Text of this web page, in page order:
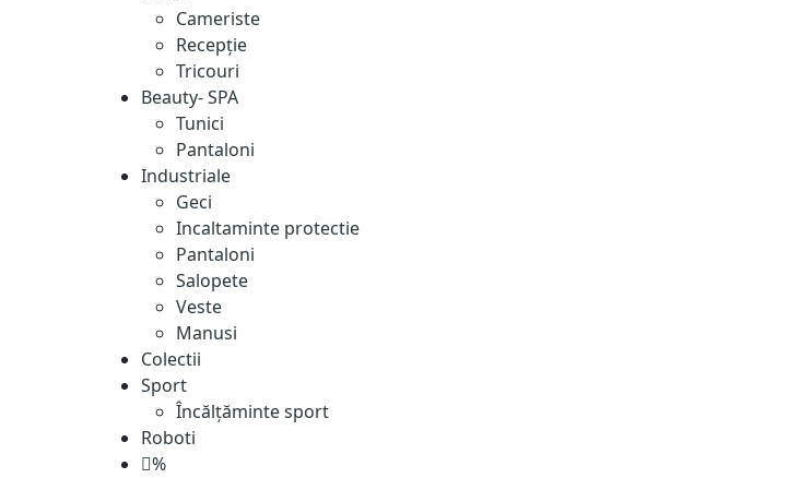
Cameriste
Recepție
Tricouri
Beauty- SPA
Tunici
Pantaloni
Industriale
Geci
Incaltaminte protectie
Pantaloni
Salopete
Veste
Manusi
Colectii
Sport
Încălțăminte sport
Roboti
%